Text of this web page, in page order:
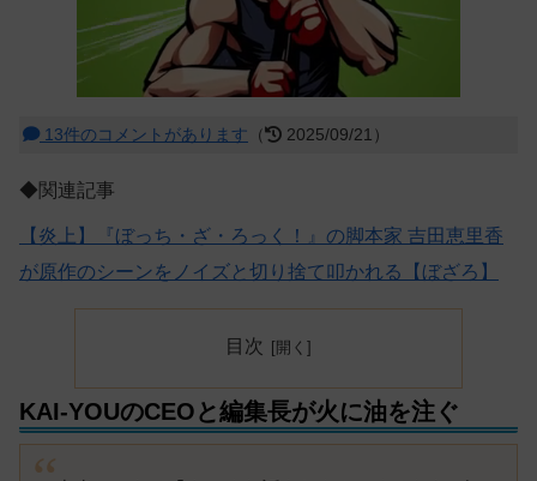
13件のコメントがあります （ 2025/09/21）
◆関連記事
【炎上】『ぼっち・ざ・ろっく！』の脚本家 吉田恵里香
が原作のシーンをノイズと切り捨て叩かれる【ぼざろ】
目次
KAI-YOUのCEOと編集長が火に油を注ぐ